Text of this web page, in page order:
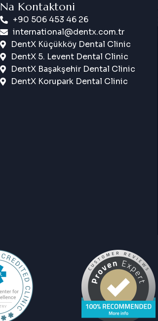
Na Kontaktoni
+90 506 453 46 26
international@dentx.com.tr
DentX Küçükköy Dental Clinic
DentX 5. Levent Dental Clinic
DentX Başakşehir Dental Clinic
DentX Korupark Dental Clinic